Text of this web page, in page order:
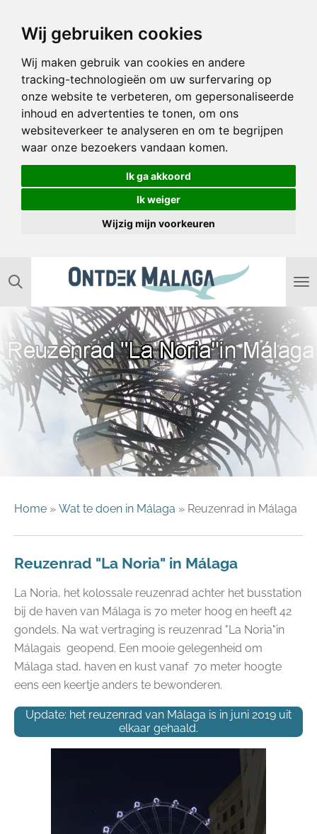
Wij gebruiken cookies
Wij maken gebruik van cookies en andere
tracking-technologieën om uw surfervaring op
onze website te verbeteren, om gepersonaliseerde
inhoud en advertenties te tonen, om ons
websiteverkeer te analyseren en om te begrijpen
waar onze bezoekers vandaan komen.
Ik ga akkoord
Ik weiger
Wijzig mijn voorkeuren
direct
hoofdinhoud
Home » Wat te doen in Málaga » Reuzenrad in Málaga
Reuzenrad "La Noria" in Málaga
La Noria, het kolossale reuzenrad achter het busstation
bij de haven van Málaga is 70 meter hoog en heeft 42
gondels. Na wat vertraging is reuzenrad "La Noria"in
Málagais geopend. Een mooie gelegenheid om
Málaga stad, haven en kust vanaf 70 meter hoogte
eens een keertje anders te bewonderen.
Update: het reuzenrad van Málaga is in juni 2019 uit
elkaar gehaald.